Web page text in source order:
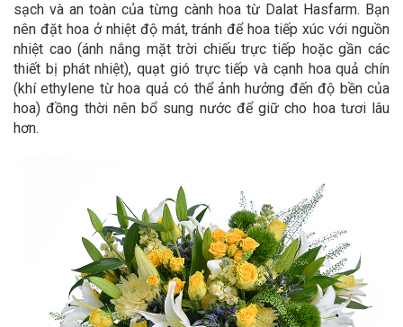
sạch và an toàn của từng cành hoa từ Dalat Hasfarm. Bạn
nên đặt hoa ở nhiệt độ mát, tránh để hoa tiếp xúc với nguồn
nhiệt cao (ánh nắng mặt trời chiếu trực tiếp hoặc gần các
thiết bị phát nhiệt), quạt gió trực tiếp và cạnh hoa quả chín
(khí ethylene từ hoa quả có thể ảnh hưởng đến độ bền của
hoa) đồng thời nên bổ sung nước để giữ cho hoa tươi lâu
hơn.